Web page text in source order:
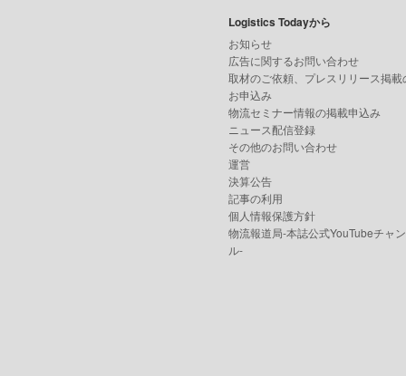
Logistics Todayから
お知らせ
広告に関するお問い合わせ
取材のご依頼、プレスリリース掲載
お申込み
物流セミナー情報の掲載申込み
ニュース配信登録
その他のお問い合わせ
運営
決算公告
記事の利用
個人情報保護方針
物流報道局-本誌公式YouTubeチャ
ル-